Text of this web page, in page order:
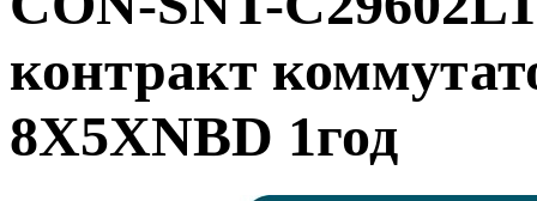
контракт
8X5XNBD 1год